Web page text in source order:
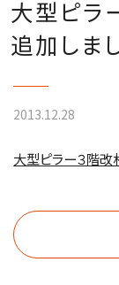
大型ピラ
追加しま
2013.12.28
大型ピラー３階改